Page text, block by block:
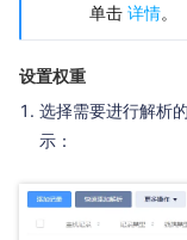
单击 详情。
设置权重
选择需要进行解析
示：